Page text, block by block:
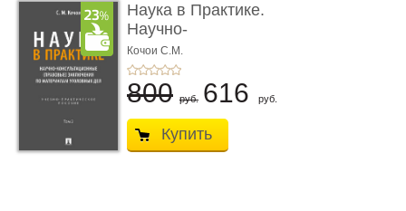
Наука в Практике.
Научно-
консультационные (пра
...
Кочои С.М.
800 руб. 616 руб.
Купить